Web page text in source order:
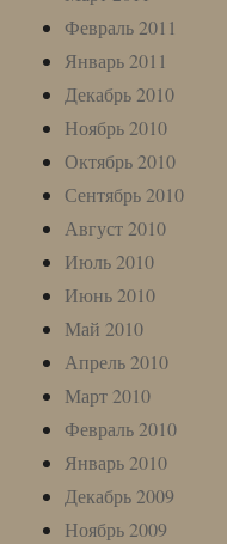
Февраль 2011
Январь 2011
Декабрь 2010
Ноябрь 2010
Октябрь 2010
Сентябрь 2010
Август 2010
Июль 2010
Июнь 2010
Май 2010
Апрель 2010
Март 2010
Февраль 2010
Январь 2010
Декабрь 2009
Ноябрь 2009